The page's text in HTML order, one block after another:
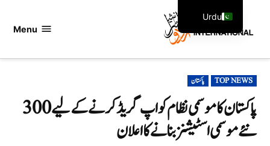
Menu
POSTED
IN
TOP NEWS پاکستان
پاکستان کا موسمی نظام کو اپ گریڈ کرنے کے لیے 300
نئے موسمی اسٹیشنز بنانے کا اعلان
Urdu
English